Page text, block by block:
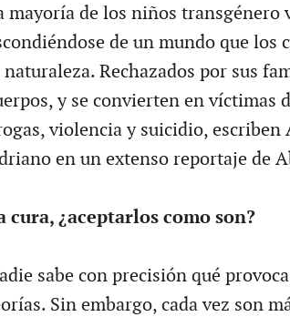
mayoría de los niños transgénero
de un mundo que los
naturaleza. Rechazados por sus
y se convierten en víctimas
violencia y suicidio, escriben
en un extenso reportaje de
cura, ¿aceptarlos como son?
sabe con precisión qué
Sin embargo, cada vez son